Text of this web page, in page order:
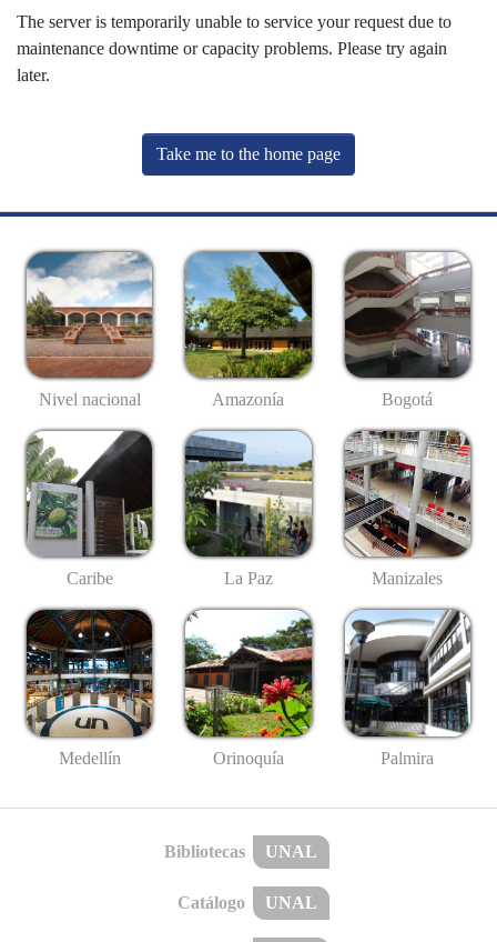
The server is temporarily unable to service your request due to
maintenance downtime or capacity problems. Please try again
later.
Take me to the home page
Nivel nacional Amazonía Bogotá
Caribe La Paz Manizales
Medellín Orinoquía Palmira
Bibliotecas UNAL
Catálogo UNAL